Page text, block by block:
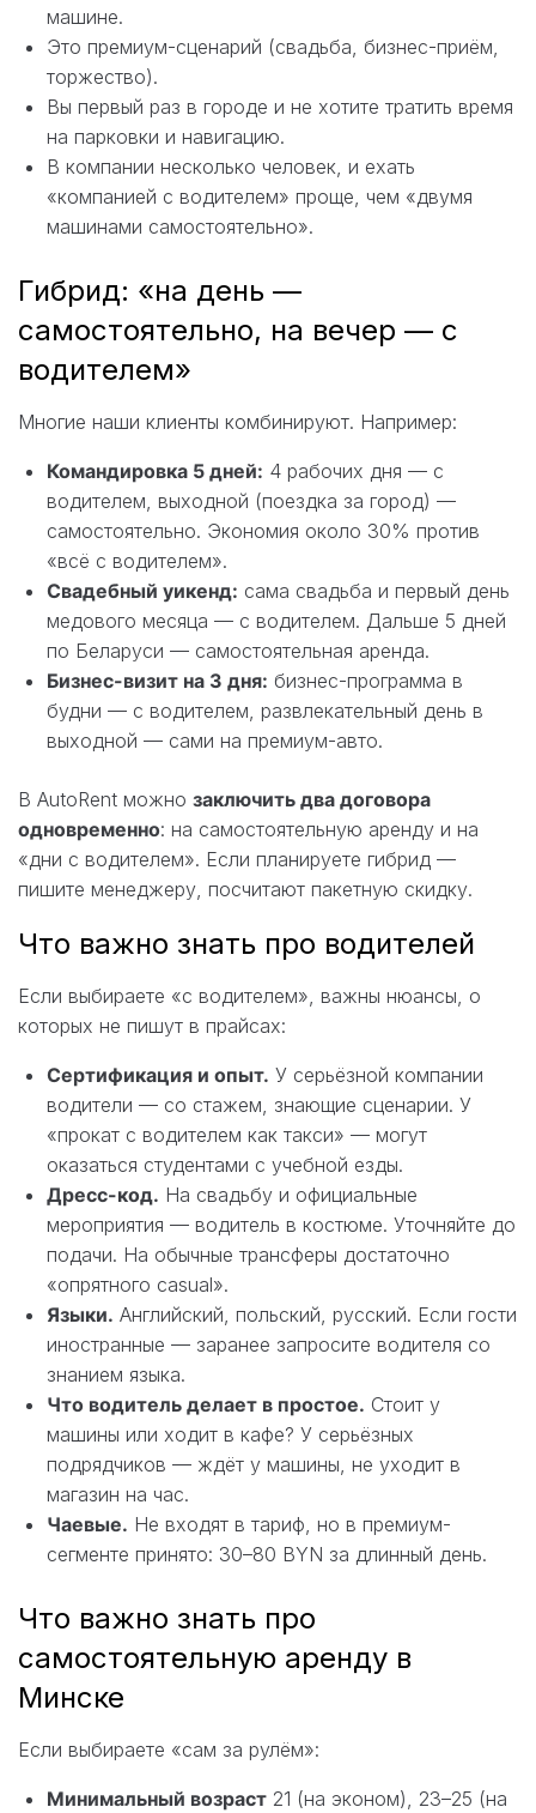
машине.
Это премиум-сценарий (свадьба, бизнес-приём,
торжество).
Вы первый раз в городе и не хотите тратить время
на парковки и навигацию.
В компании несколько человек, и ехать
«компанией с водителем» проще, чем «двумя
машинами самостоятельно».
Гибрид: «на день —
самостоятельно, на вечер — с
водителем»
Многие наши клиенты комбинируют. Например:
Командировка 5 дней: 4 рабочих дня — с
водителем, выходной (поездка за город) —
самостоятельно. Экономия около 30% против
«всё с водителем».
Свадебный уикенд: сама свадьба и первый день
медового месяца — с водителем. Дальше 5 дней
по Беларуси — самостоятельная аренда.
Бизнес-визит на 3 дня: бизнес-программа в
будни — с водителем, развлекательный день в
выходной — сами на премиум-авто.
В AutoRent можно заключить два договора
одновременно: на самостоятельную аренду и на
«дни с водителем». Если планируете гибрид —
пишите менеджеру, посчитают пакетную скидку.
Что важно знать про водителей
Если выбираете «с водителем», важны нюансы, о
которых не пишут в прайсах:
Сертификация и опыт. У серьёзной компании
водители — со стажем, знающие сценарии. У
«прокат с водителем как такси» — могут
оказаться студентами с учебной езды.
Дресс-код. На свадьбу и официальные
мероприятия — водитель в костюме. Уточняйте до
подачи. На обычные трансферы достаточно
«опрятного casual».
Языки. Английский, польский, русский. Если гости
иностранные — заранее запросите водителя со
знанием языка.
Что водитель делает в простое. Стоит у
машины или ходит в кафе? У серьёзных
подрядчиков — ждёт у машины, не уходит в
магазин на час.
Чаевые. Не входят в тариф, но в премиум-
сегменте принято: 30–80 BYN за длинный день.
Что важно знать про
самостоятельную аренду в
Минске
Если выбираете «сам за рулём»:
Минимальный возраст 21 (на эконом), 23–25 (на